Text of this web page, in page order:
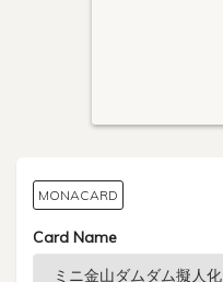
MONACARD
Card Name